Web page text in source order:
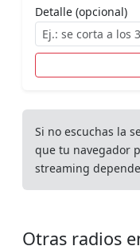
Detalle (opcional)
Si no escuchas la
que tu navegador
streaming
Otras radios